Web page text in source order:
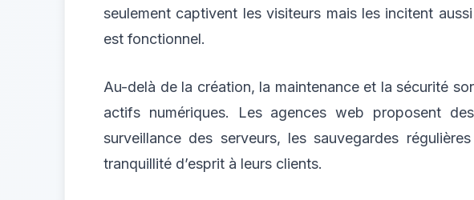
seulement captivent les visiteurs mais les incitent
est fonctionnel.
Au-delà de la création, la maintenance et la sécurité
actifs numériques. Les agences web proposent
surveillance des serveurs, les sauvegardes
tranquillité d’esprit à leurs clients.